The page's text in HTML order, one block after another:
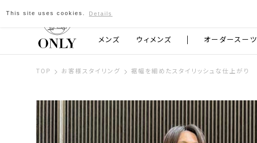
京都発のスーツブランド ONLY
メンズ ウィメンズ オーダースーツ
TOP お客様スタイリング 裾幅を細めたスタイリッシュな仕上がり
This site uses cookies. Details